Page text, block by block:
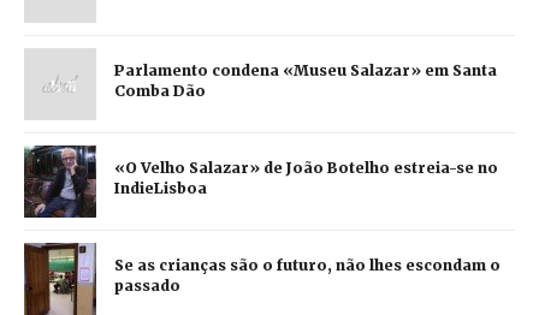
Parlamento condena «Museu Salazar» em Santa
Comba Dão
«O Velho Salazar» de João Botelho estreia-se no
IndieLisboa
Se as crianças são o futuro, não lhes escondam o
passado